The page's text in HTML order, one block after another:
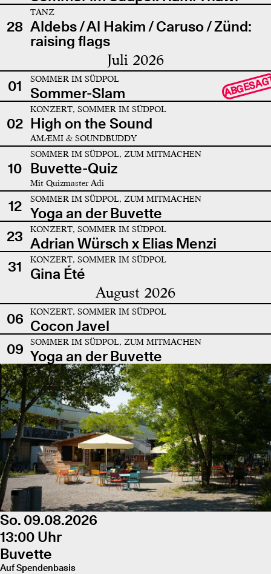
28
TANZ
Aldebs / Al Hakim / Caruso / Zünd:
raising flags
Juli 2026
01 SOMMER IM SÜDPOL
Sommer-Slam
02
KONZERT, SOMMER IM SÜDPOL
High on the Sound
AMÆMI & SOUNDBUDDY
10
SOMMER IM SÜDPOL, ZUM MITMACHEN
Buvette-Quiz
Mit Quizmaster Adi
12 SOMMER IM SÜDPOL, ZUM MITMACHEN
Yoga an der Buvette
23
KONZERT, SOMMER IM SÜDPOL
Adrian Würsch x Elias Menzi
31
KONZERT, SOMMER IM SÜDPOL
Gina Été
August 2026
06 KONZERT, SOMMER IM SÜDPOL
Cocon Javel
09
SOMMER IM SÜDPOL, ZUM MITMACHEN
Yoga an der Buvette
So. 09.08.2026
13:00 Uhr
Buvette
Auf Spendenbasis